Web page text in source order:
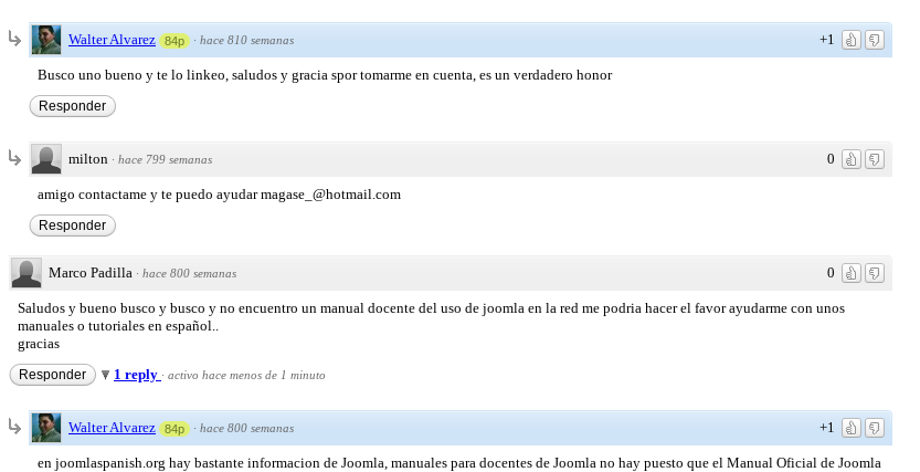
+1
Walter Alvarez 84p · hace 810 semanas
Busco uno bueno y te lo linkeo, saludos y gracia spor tomarme en cuenta, es un verdadero honor
Responder
0
milton · hace 799 semanas
amigo contactame y te puedo ayudar magase_@hotmail.com
Responder
0
Marco Padilla · hace 800 semanas
Saludos y bueno busco y busco y no encuentro un manual docente del uso de joomla en la red me podria hacer el favor ayudarme con unos
manuales o tutoriales en español..
gracias
Responder 1 reply · activo hace menos de 1 minuto
+1
Walter Alvarez 84p · hace 800 semanas
en joomlaspanish.org hay bastante informacion de Joomla, manuales para docentes de Joomla no hay puesto que el Manual Oficial de Joomla